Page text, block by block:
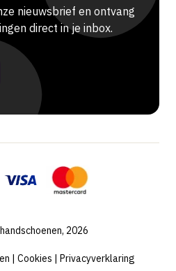
nieuwsbrief en ontvang
direct in je inbox.
2026
| Cookies | Privacyverklaring